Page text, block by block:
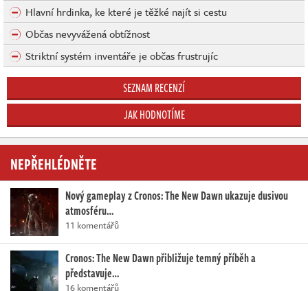
Hlavní hrdinka, ke které je těžké najít si cestu
Občas nevyvážená obtížnost
Striktní systém inventáře je občas frustrujíc
SEZNAM RECENZÍ
JAK HODNOTÍME
NEPŘEHLÉDNĚTE
Nový gameplay z Cronos: The New Dawn ukazuje dusivou
atmosféru…
11 komentářů
Cronos: The New Dawn přibližuje temný příběh a
představuje…
16 komentářů